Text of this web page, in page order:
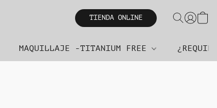
TIENDA ONLINE
MAQUILLAJE -TITANIUM FREE